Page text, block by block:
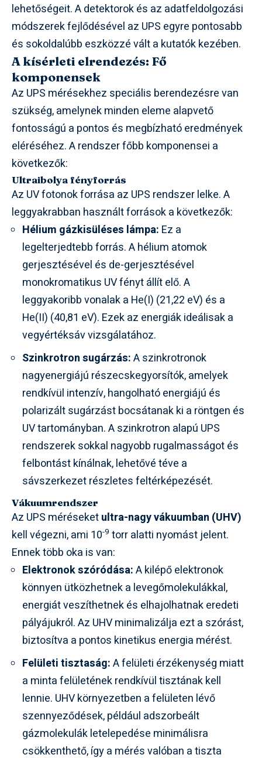
lehetőségeit. A detektorok és az adatfeldolgozási
módszerek fejlődésével az UPS egyre pontosabb
és sokoldalúbb eszközzé vált a kutatók kezében.
A kísérleti elrendezés: Fő
komponensek
Az UPS mérésekhez speciális berendezésre van
szükség, amelynek minden eleme alapvető
fontosságú a pontos és megbízható eredmények
eléréséhez. A rendszer főbb komponensei a
következők:
Ultraibolya fényforrás
Az UV fotonok forrása az UPS rendszer lelke. A
leggyakrabban használt források a következők:
Hélium gázkisüléses lámpa: Ez a
legelterjedtebb forrás. A hélium atomok
gerjesztésével és de-gerjesztésével
monokromatikus UV fényt állít elő. A
leggyakoribb vonalak a He(I) (21,22 eV) és a
He(II) (40,81 eV). Ezek az energiák ideálisak a
vegyértéksáv vizsgálatához.
Szinkrotron sugárzás:A szinkrotronok
nagyenergiájú részecskegyorsítók, amelyek
rendkívül intenzív, hangolható energiájú és
polarizált sugárzást bocsátanak ki a röntgen és
UV tartományban. A szinkrotron alapú UPS
rendszerek sokkal nagyobb rugalmasságot és
felbontást kínálnak, lehetővé téve a
sávszerkezet részletes feltérképezését.
Vákuumrendszer
Az UPS méréseketultra-nagy vákuumban (UHV)
kell végezni, ami 10-9 torr alatti nyomást jelent.
Ennek több oka is van:
Elektronok szóródása:A kilépő elektronok
könnyen ütközhetnek a levegőmolekulákkal,
energiát veszíthetnek és elhajolhatnak eredeti
pályájukról. Az UHV minimalizálja ezt a szórást,
biztosítva a pontos kinetikus energia mérést.
Felületi tisztaság:A felületi érzékenység miatt
a minta felületének rendkívül tisztának kell
lennie. UHV környezetben a felületen lévő
szennyeződések, például adszorbeált
gázmolekulák letelepedése minimálisra
csökkenthető, így a mérés valóban a tiszta